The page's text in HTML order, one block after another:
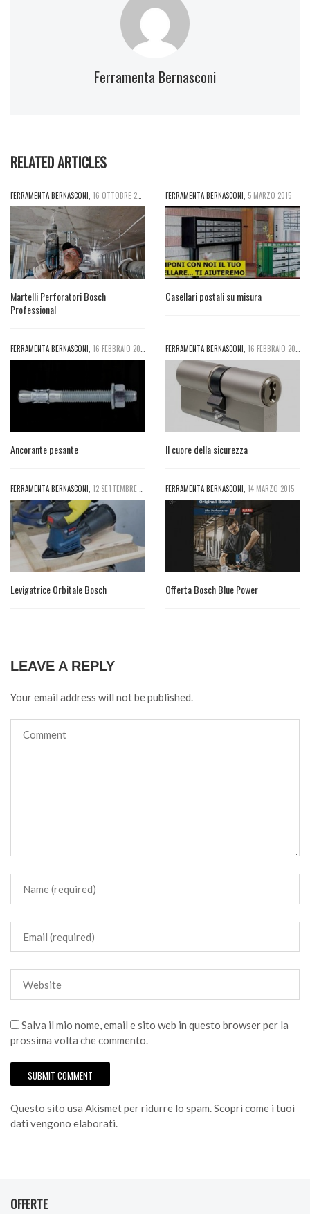
Ferramenta Bernasconi
RELATED ARTICLES
FERRAMENTA BERNASCONI, 16 OTTOBRE 2015
Martelli Perforatori Bosch
Professional
FERRAMENTA BERNASCONI, 5 MARZO 2015
Casellari postali su misura
FERRAMENTA BERNASCONI, 16 FEBBRAIO 2017
Ancorante pesante
FERRAMENTA BERNASCONI, 16 FEBBRAIO 2015
Il cuore della sicurezza
FERRAMENTA BERNASCONI, 12 SETTEMBRE 2016
Levigatrice Orbitale Bosch
FERRAMENTA BERNASCONI, 14 MARZO 2015
Offerta Bosch Blue Power
LEAVE A REPLY
Your email address will not be published.
Salva il mio nome, email e sito web in questo browser per la
prossima volta che commento.
Questo sito usa Akismet per ridurre lo spam.Scopri come i tuoi
dati vengono elaborati.
OFFERTE